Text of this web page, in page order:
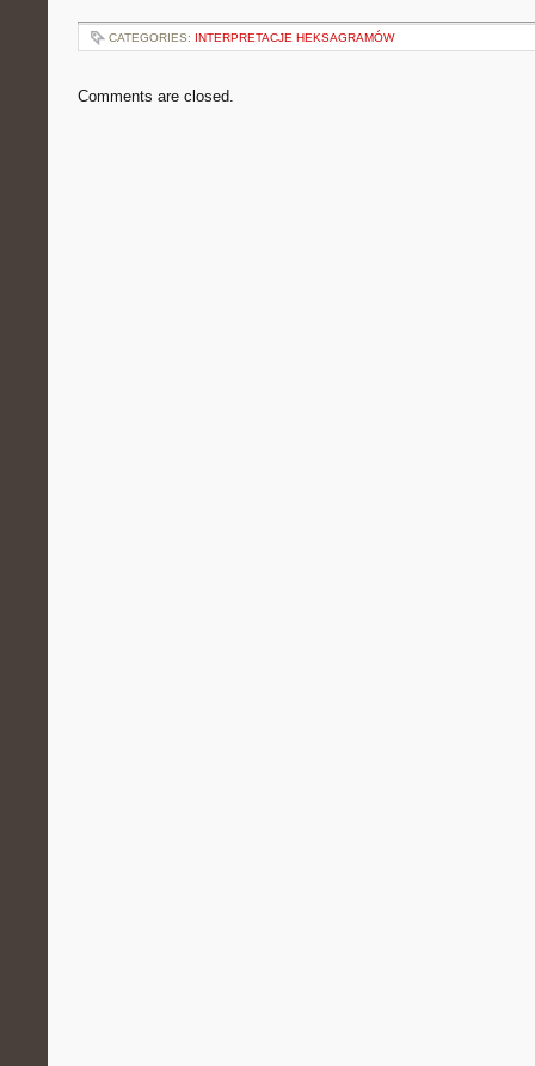
CATEGORIES: INTERPRETACJE HEKSAGRAMÓW
Comments are closed.